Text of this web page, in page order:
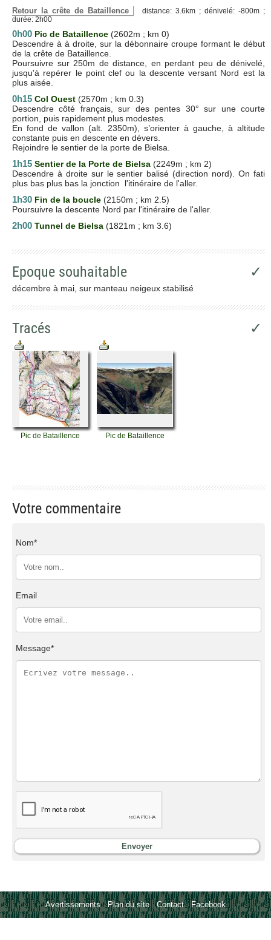
Retour la crête de Bataillence
distance: 3.6km ; dénivelé: -800m ;
durée: 2h00
0h00 Pic de Bataillence (2602m ; km 0)
Descendre à à droite, sur la débonnaire croupe formant le début
de la crête de Bataillence.
Poursuivre sur 250m de distance, en perdant peu de dénivelé,
jusqu'à repérer le point clef ou la descente versant Nord est la
plus aisée.
0h15 Col Ouest (2570m ; km 0.3)
Descendre côté français, sur des pentes 30° sur une courte
portion, puis rapidement plus modestes.
En fond de vallon (alt. 2350m), s’orienter à gauche, à altitude
constante puis en descente en dévers.
Rejoindre le sentier de la porte de Bielsa.
1h15 Sentier de la Porte de Bielsa (2249m ; km 2)
Descendre à droite sur le sentier balisé (direction nord). On fati
plus bas plus bas la jonction l'itinéraire de l'aller.
1h30 Fin de la boucle (2150m ; km 2.5)
Poursuivre la descente Nord par l'itinéraire de l'aller.
2h00 Tunnel de Bielsa (1821m ; km 3.6)
Epoque souhaitable ✓
décembre à mai, sur manteau neigeux stabilisé
Tracés ✓
Pic de Bataillence Pic de Bataillence
Votre commentaire
Nom*
Email
Message*
Avertissements-Plan du site -Contact- Facebook